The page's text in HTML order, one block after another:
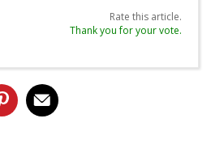
Rate this article.
Thank you for your vote.